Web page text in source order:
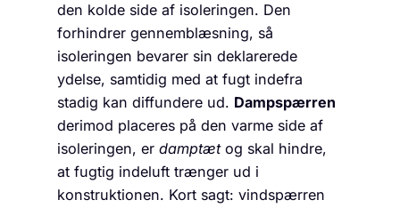
den kolde side af isoleringen. Den
forhindrer gennemblæsning, så
isoleringen bevarer sin deklarerede
ydelse, samtidig med at fugt indefra
stadig kan diffundere ud. Dampspærren
derimod placeres på den varme side af
isoleringen, er damptætog skal hindre,
at fugtig indeluft trænger ud i
konstruktionen. Kort sagt: vindspærren